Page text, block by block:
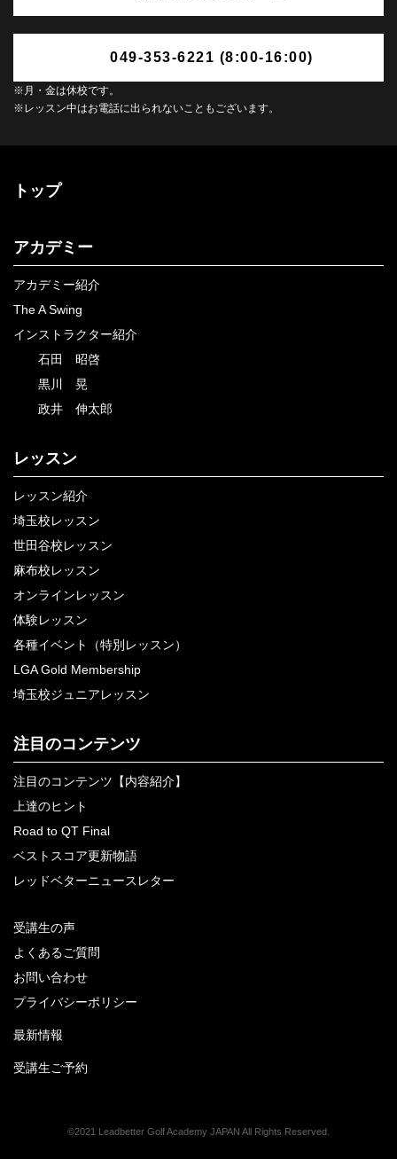
049-353-6221 (8:00-16:00)
※月・金は休校です。
※レッスン中はお電話に出られないこともございます。
トップ
アカデミー
アカデミー紹介
The A Swing
インストラクター紹介
石田 昭啓
黒川 晃
政井 伸太郎
レッスン
レッスン紹介
埼玉校レッスン
世田谷校レッスン
麻布校レッスン
オンラインレッスン
体験レッスン
各種イベント（特別レッスン）
LGA Gold Membership
埼玉校ジュニアレッスン
注目のコンテンツ
注目のコンテンツ【内容紹介】
上達のヒント
Road to QT Final
ベストスコア更新物語
レッドベターニュースレター
受講生の声
よくあるご質問
お問い合わせ
プライバシーポリシー
最新情報
受講生ご予約
©2021 Leadbetter Golf Academy JAPAN All Rights Reserved.